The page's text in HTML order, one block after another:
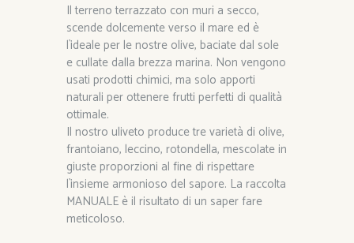
Il terreno terrazzato con muri a secco,
scende dolcemente verso il mare ed è
l`ideale per le nostre olive, baciate dal sole
e cullate dalla brezza marina. Non vengono
usati prodotti chimici, ma solo apporti
naturali per ottenere frutti perfetti di qualità
ottimale.
Il nostro uliveto produce tre varietà di olive,
frantoiano, leccino, rotondella, mescolate in
giuste proporzioni al fine di rispettare
l`insieme armonioso del sapore. La raccolta
MANUALE è il risultato di un saper fare
meticoloso.